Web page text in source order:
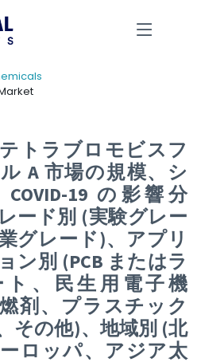
トラブロモビスフ
A 市場の規模、シ
19 の影響分
ード別 (実験グレー
グレード)、アプリ
ン別 (PCB またはラ
ト、民生用電子機
剤、プラスチック
その他)、地域別 (北
ロッパ、アジア太